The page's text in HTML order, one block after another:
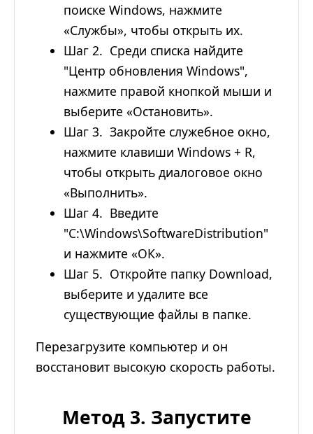
поиске Windows, нажмите
«Службы», чтобы открыть их.
Шаг 2. Среди списка найдите
"Центр обновления Windows",
нажмите правой кнопкой мыши и
выберите «Остановить».
Шаг 3. Закройте служебное окно,
нажмите клавиши Windows + R,
чтобы открыть диалоговое окно
«Выполнить».
Шаг 4. Введите
"C:\Windows\SoftwareDistribution"
и нажмите «ОК».
Шаг 5. Откройте папку Download,
выберите и удалите все
существующие файлы в папке.
Перезагрузите компьютер и он
восстановит высокую скорость работы.
Метод 3. Запустите